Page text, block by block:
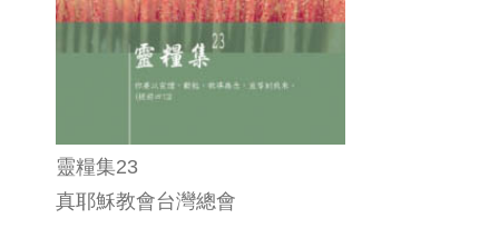
靈糧集23
真耶穌教會台灣總會